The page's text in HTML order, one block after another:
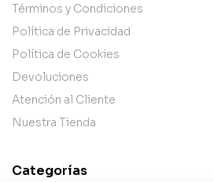
Términos y Condiciones
Política de Privacidad
Política de Cookies
Devoluciones
Atención al Cliente
Nuestra Tienda
Categorías